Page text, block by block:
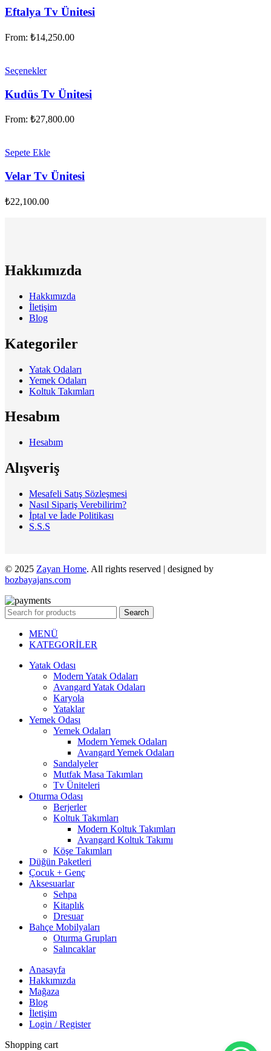
Eftalya Tv Ünitesi
From: ₺14,250.00
Seçenekler
Kudüs Tv Ünitesi
From: ₺27,800.00
Sepete Ekle
Velar Tv Ünitesi
₺22,100.00
Hakkımızda
Hakkımızda
İletişim
Blog
Kategoriler
Yatak Odaları
Yemek Odaları
Koltuk Takımları
Hesabım
Hesabım
Alışveriş
Mesafeli Satış Sözleşmesi
Nasıl Sipariş Verebilirim?
İptal ve İade Politikası
S.S.S
© 2025 Zayan Home. All rights reserved | designed by
bozbayajans.com
Search
MENÜ
KATEGORİLER
Yatak Odası
Modern Yatak Odaları
Avangard Yatak Odaları
Karyola
Yataklar
Yemek Odası
Yemek Odaları
Modern Yemek Odaları
Avangard Yemek Odaları
Sandalyeler
Mutfak Masa Takımları
Tv Üniteleri
Oturma Odası
Berjerler
Koltuk Takımları
Modern Koltuk Takımları
Avangard Koltuk Takımı
Köşe Takımları
Düğün Paketleri
Çocuk + Genç
Aksesuarlar
Sehpa
Kitaplık
Dresuar
Bahçe Mobilyaları
Oturma Grupları
Salıncaklar
Anasayfa
Hakkımızda
Mağaza
Blog
İletişim
Login / Register
Shopping cart